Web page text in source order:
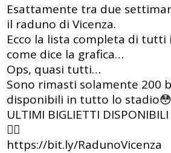
Esattamente tra due
il raduno di Vicenza.
Ecco la lista completa di tutti
come dice la grafica…
Ops, quasi tutti…
Sono rimasti solamente 200
disponibili in tutto lo stadio😳
ULTIMI BIGLIETTI
👇🏻
https://bit.ly/RadunoVicenza